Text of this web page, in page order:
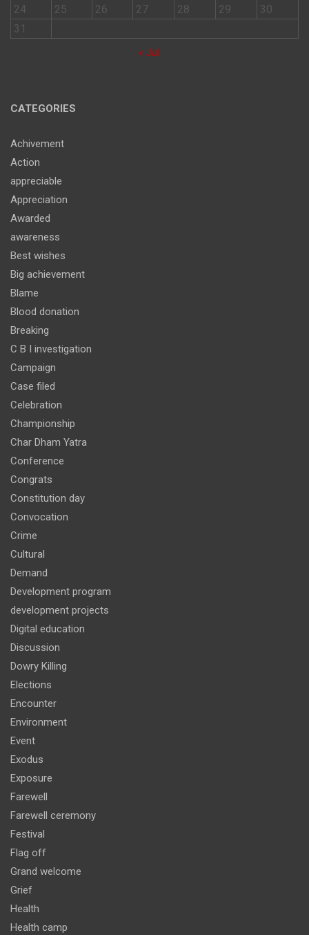
24 25 26 27 28 29
30
31
« Jul
CATEGORIES
Achivement
Action
appreciable
Appreciation
Awarded
awareness
Best wishes
Big achievement
Blame
Blood donation
Breaking
C B I investigation
Campaign
Case filed
Celebration
Championship
Char Dham Yatra
Conference
Congrats
Constitution day
Convocation
Crime
Cultural
Demand
Development program
development projects
Digital education
Discussion
Dowry Killing
Elections
Encounter
Environment
Event
Exodus
Exposure
Farewell
Farewell ceremony
Festival
Flag off
Grand welcome
Grief
Health
Health camp